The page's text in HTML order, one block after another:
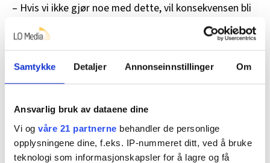
Samtykke Detaljer Annonseinnstillinger Om
Ansvarlig bruk av dataene dine
Vi og våre 21 partnerne behandler de personlige
opplysningene dine, f.eks. IP-nummeret ditt, ved å bruke
teknologi som informasjonskapsler for å lagre og få
– Hvis vi ikke gjør noe med dette, vil konsekvensen bli
lavere mobilitet, og at det blir vanskelig å få tak i
arbeidskraft. Dette er kompetanse som samfunnet vårt
er helt avhengig av, påpeker Haugland Martinsen.
Et sted å bo er ikke et hvilken som helst velferdsgode,
– Bolig er noe av det mest grunnleggende for oss alle.
Det setter rammene for livene våre, og hvordan vi
klarer å delta i samfunnet og i arbeidslivet.